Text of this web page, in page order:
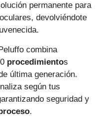
permanente para
oculares, devolviéndote
combina
procedimientos
última generación.
según tus
seguridad y
.